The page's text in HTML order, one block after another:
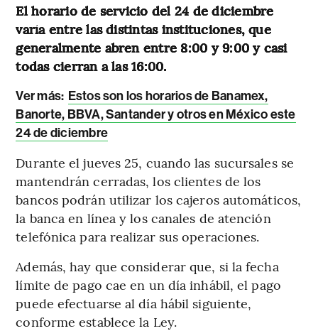
El horario de servicio del 24 de diciembre
varía entre las distintas instituciones, que
generalmente abren entre 8:00 y 9:00 y casi
todas cierran a las 16:00.
Ver más: Estos son los horarios de Banamex,
Banorte, BBVA, Santander y otros en México este
24 de diciembre
Durante el jueves 25, cuando las sucursales se
mantendrán cerradas, los clientes de los
bancos podrán utilizar los cajeros automáticos,
la banca en línea y los canales de atención
telefónica para realizar sus operaciones.
Además, hay que considerar que, si la fecha
límite de pago cae en un día inhábil, el pago
puede efectuarse al día hábil siguiente,
conforme establece la Ley.